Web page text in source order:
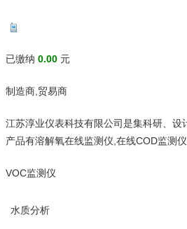
已缴纳 0.00 元
制造商,贸易商
江苏淳业仪表科技有限公司是集科研、
产品有溶解氧在线监测仪,在线COD监测
VOC监测仪
水质分析